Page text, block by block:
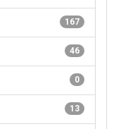
167
46
0
13